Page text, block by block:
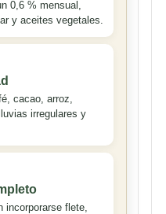
0,6 % mensual,
y aceites vegetales.
cacao, arroz,
irregulares y
incorporarse flete,